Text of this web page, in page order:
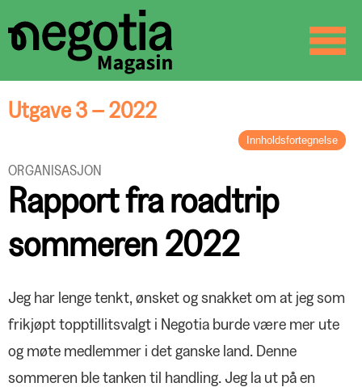
☰
Utgave 3 – 2022
Innholdsfortegnelse
BREV FRA FORBUNDS­LEDEREN
Når tryggheten utfordres
LØNNSOPPGJØRET
Frivilligfokus i Arendal
KOMPETANSE
Formell lederutdanning
PRIVATJUSS
ORGANISASJON
Rapport fra roadtrip
sommeren 2022
Jeg har lenge tenkt, ønsket og snakket om at jeg som
frikjøpt topptillitsvalgt i Negotia burde være mer ute
og møte medlemmer i det ganske land. Denne
sommeren ble tanken til handling. Jeg la ut på en